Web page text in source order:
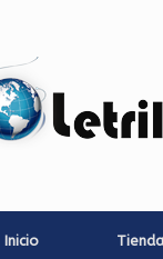
Inicio